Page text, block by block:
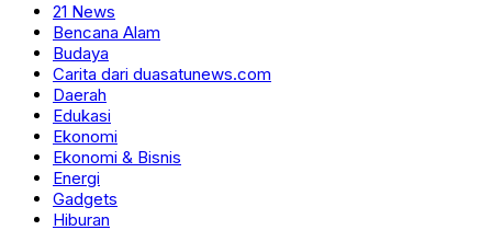
21 News
Bencana Alam
Budaya
Carita dari duasatunews.com
Daerah
Edukasi
Ekonomi
Ekonomi & Bisnis
Energi
Gadgets
Hiburan